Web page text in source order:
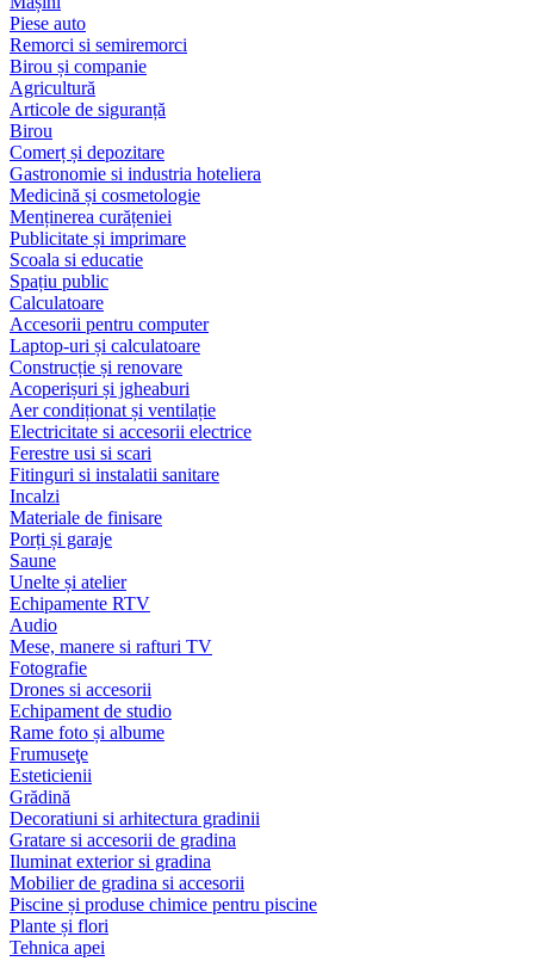
Piese auto
Remorci si semiremorci
Birou și companie
Agricultură
Articole de siguranță
Birou
Comerț și depozitare
Gastronomie si industria hoteliera
Medicină și cosmetologie
Menținerea curățeniei
Publicitate și imprimare
Scoala si educatie
Spațiu public
Calculatoare
Accesorii pentru computer
Laptop-uri și calculatoare
Construcție și renovare
Acoperișuri și jgheaburi
Aer condiționat și ventilație
Electricitate si accesorii electrice
Ferestre usi si scari
Fitinguri si instalatii sanitare
Incalzi
Materiale de finisare
Porți și garaje
Saune
Unelte și atelier
Echipamente RTV
Audio
Mese, manere si rafturi TV
Fotografie
Drones si accesorii
Echipament de studio
Rame foto și albume
Frumuseţe
Esteticienii
Grădină
Decoratiuni si arhitectura gradinii
Gratare si accesorii de gradina
Iluminat exterior si gradina
Mobilier de gradina si accesorii
Piscine și produse chimice pentru piscine
Plante și flori
Tehnica apei